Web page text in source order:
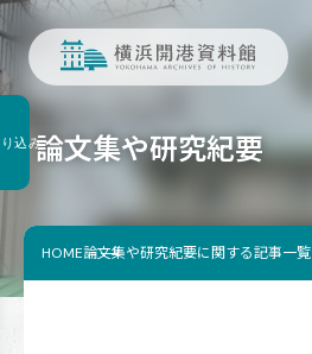
論文集や研究紀要
HOME論文集や研究紀要に関する記事一覧
込み